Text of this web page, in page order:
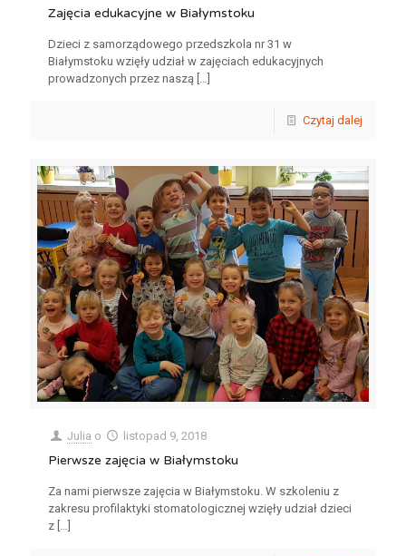
Zajęcia edukacyjne w Białymstoku
Dzieci z samorządowego przedszkola nr 31 w
Białymstoku wzięły udział w zajęciach edukacyjnych
prowadzonych przez naszą […]
Czytaj dalej
Julia o listopad 9, 2018
Pierwsze zajęcia w Białymstoku
Za nami pierwsze zajęcia w Białymstoku. W szkoleniu z
zakresu profilaktyki stomatologicznej wzięły udział dzieci
z […]